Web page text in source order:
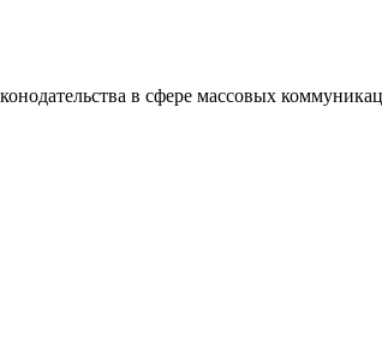
в сфере массовых